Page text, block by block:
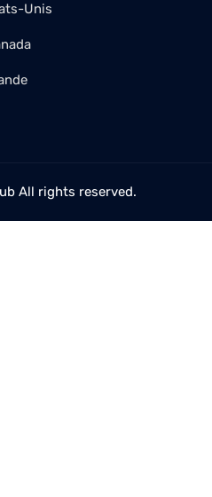
Unis
All rights reserved.